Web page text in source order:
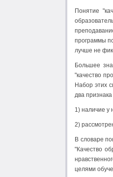
Понятие
программы
лучше не
Большее
"качество
Набор этих
два
1) наличие у
2)
В словаре
"Качество
целями